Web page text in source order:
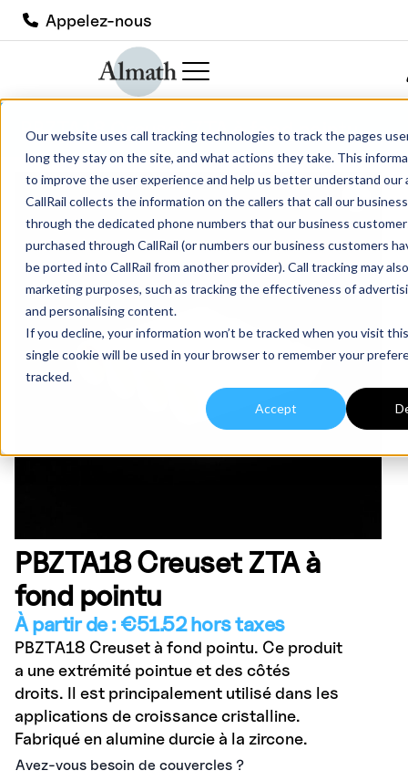
Our website uses call tracking technologies to track the pages
long they stay on the site, and what actions they take. This
to improve the user experience and help us better understand our
CallRail collects the information on the callers that call our
through the dedicated phone numbers that our business
purchased through CallRail (or numbers our business customers
be ported into CallRail from another provider). Call tracking may
marketing purposes, such as tracking the effectiveness of
and personalising content.
If you decline, your information won’t be tracked when you visit
single cookie will be used in your browser to remember your
tracked.
Accept
Appelez-nous
PBZTA18 Creuset ZTA à fond pointu
PBZTA18 Creuset ZTA à
fond pointu
À partir de : €51.52hors taxes
PBZTA18 Creuset à fond pointu. Ce produit
a une extrémité pointue et des côtés
droits. Il est principalement utilisé dans les
applications de croissance cristalline.
Fabriqué en alumine durcie à la zircone.
Avez-vous besoin de couvercles ?